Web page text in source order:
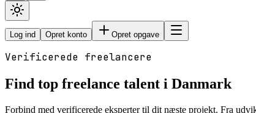
Log ind Opret konto Opret opgave
Verificerede freelancere
Find top freelance talent i Danmark
Forbind med verificerede eksperter til dit næste projekt. Fra